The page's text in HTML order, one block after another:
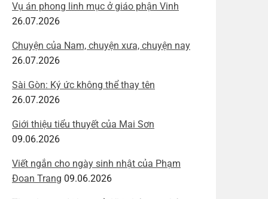
Vụ án phong linh mục ở giáo phận Vinh
26.07.2026
Chuyện của Nam, chuyện xưa, chuyện nay
26.07.2026
Sài Gòn: Ký ức không thể thay tên
26.07.2026
Giới thiệu tiểu thuyết của Mai Sơn
09.06.2026
Viết ngắn cho ngày sinh nhật của Phạm
Đoan Trang 09.06.2026